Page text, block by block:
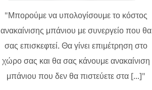
"Μπορούμε να υπολογίσουμε το κόστος
ανακαίνισης μπάνιου με συνεργείο που θα
σας επισκεφτεί. Θα γίνει επιμέτρηση στο
χώρο σας και θα σας κάνουμε ανακαίνιση
μπάνιου που δεν θα πιστεύετε στα [...]"